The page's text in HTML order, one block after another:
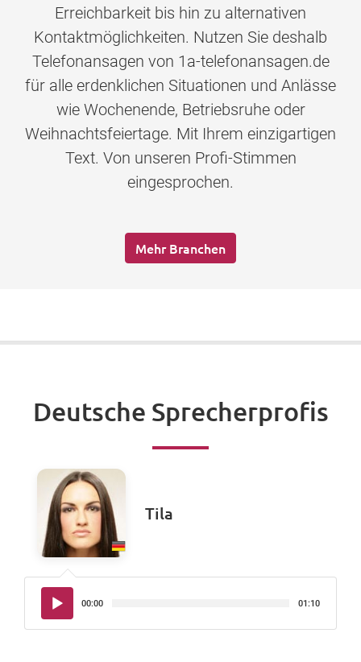
Erreichbarkeit bis hin zu alternativen
Kontaktmöglichkeiten. Nutzen Sie deshalb
Telefonansagen von 1a-telefonansagen.de
für alle erdenklichen Situationen und Anlässe
wie Wochenende, Betriebsruhe oder
Weihnachtsfeiertage. Mit Ihrem einzigartigen
Text. Von unseren Profi-Stimmen
eingesprochen.
Mehr Branchen
Deutsche Sprecherprofis
Tila
Audio-
Player
00:00 01:10